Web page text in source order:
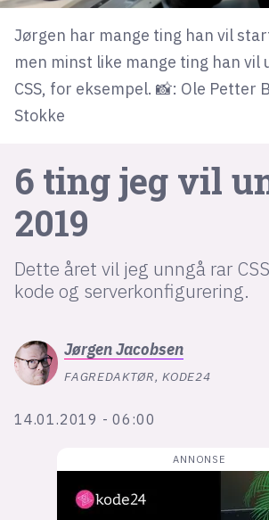
Jørgen har mange ting han vil
men minst like mange ting han vil
CSS, for eksempel. 📸: Ole Petter
Stokke
6 ting jeg vil
2019
Dette året vil jeg unngå rar
kode og serverkonfigurering.
JørgenJacobsen
FAGREDAKTØR, KODE24
14.01.2019 - 06:00
tilgjengelighet
ukas
hobby
lys modus
mørk modus
nyhetsbrev
kode24-klubben
LinkedIn
Bluesky
annonsepriser
annonseguide
Bli firmapartner